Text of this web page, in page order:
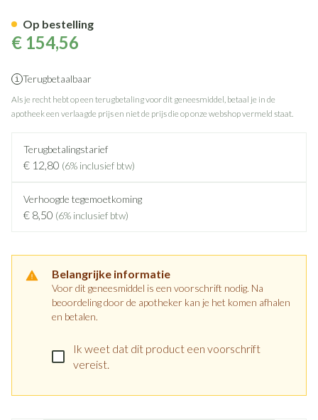
€ 154,56
Terugbetaalbaar
Als je recht hebt op een terugbetaling voor dit geneesmiddel, betaal je in de
apotheek een verlaagde prijs en niet de prijs die op onze webshop vermeld staat.
Terugbetalingstarief
€ 12,80 (6% inclusief btw)
Verhoogde tegemoetkoming
€ 8,50 (6% inclusief btw)
Belangrijke informatie
Voor dit geneesmiddel is een voorschrift nodig. Na
beoordeling door de apotheker kan je het komen afhalen
en betalen.
Ik weet dat dit product een voorschrift
vereist.
Op bestelling